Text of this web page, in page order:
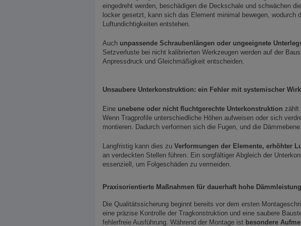
eingedreht werden, beschädigen die Deckschale und schwächen
locker gesetzt, kann sich das Element minimal bewegen, wodurch
Luftundichtigkeiten entstehen.
Auch unpassende Schraubenlängen oder ungeeignete
Setzverluste bei nicht kalibrierten Werkzeugen werden auf der
Anpressdruck und Gleichmäßigkeit entscheiden.
Unsaubere Unterkonstruktion: ein Fehler mit systemischer
Eine unebene oder nicht fluchtgerechte Unterkonstruktion zählt
Wenn Tragprofile unterschiedliche Höhen aufweisen oder sich
montieren. Dadurch verformen sich die Fugen, und die
Langfristig kann dies zu Verformungen der Elemente, erhöhter
an verdeckten Stellen führen. Ein sorgfältiger Abgleich der
essenziell, um Folgeschäden zu vermeiden.
Praxisorientierte Maßnahmen für dauerhaft hohe Dämmleistung
Die Qualitätssicherung beginnt bereits vor dem ersten
eine präzise Kontrolle der Tragkonstruktion und eine saubere
fehlerfreie Ausführung. Während der Montage ist besondere